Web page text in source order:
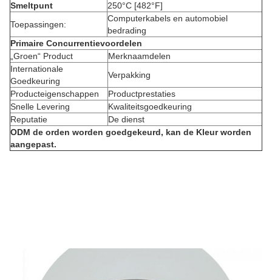
Smeltpunt
250°C [482°F]
Toepassingen:
Computerkabels en automobiel
bedrading
Primaire Concurrentievoordelen
„Groen“ Product
Merknaamdelen
Internationale
Goedkeuring
Verpakking
Producteigenschappen
Productprestaties
Snelle Levering
Kwaliteitsgoedkeuring
Reputatie
De dienst
ODM de orden worden goedgekeurd, kan de Kleur worden
aangepast.